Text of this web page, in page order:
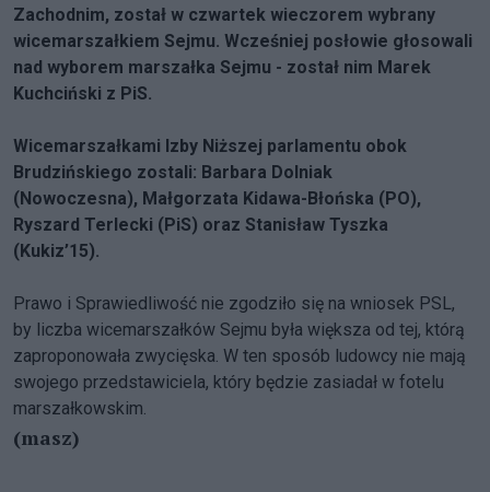
Zachodnim, został w czwartek wieczorem wybrany
wicemarszałkiem Sejmu. Wcześniej posłowie głosowali
nad wyborem marszałka Sejmu - został nim Marek
Kuchciński z PiS.
Wicemarszałkami Izby Niższej parlamentu obok
Brudzińskiego zostali: Barbara Dolniak
(Nowoczesna), Małgorzata Kidawa-Błońska (PO),
Ryszard Terlecki (PiS) oraz Stanisław Tyszka
(Kukiz’15).
Prawo i Sprawiedliwość nie zgodziło się na wniosek PSL,
by liczba wicemarszałków Sejmu była większa od tej, którą
zaproponowała zwycięska. W ten sposób ludowcy nie mają
swojego przedstawiciela, który będzie zasiadał w fotelu
marszałkowskim.
(masz)